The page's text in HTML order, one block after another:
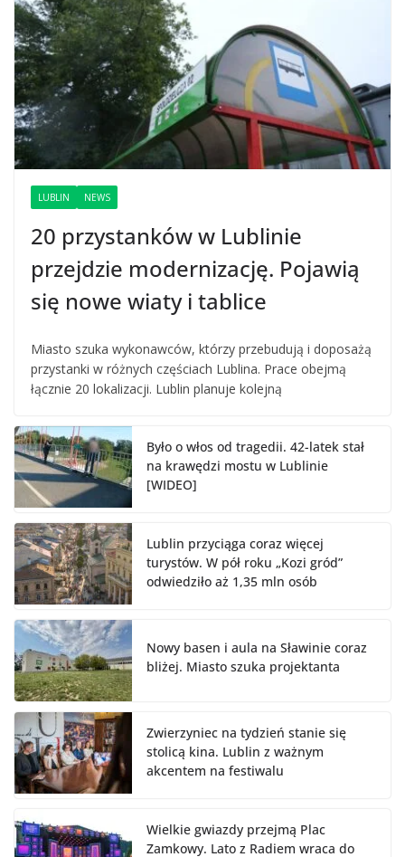
LUBLIN NEWS
20 przystanków w Lublinie
przejdzie modernizację. Pojawią
się nowe wiaty i tablice
Miasto szuka wykonawców, którzy przebudują i doposażą
przystanki w różnych częściach Lublina. Prace obejmą
łącznie 20 lokalizacji. Lublin planuje kolejną
Było o włos od tragedii. 42-latek stał
na krawędzi mostu w Lublinie
[WIDEO]
Lublin przyciąga coraz więcej
turystów. W pół roku „Kozi gród”
odwiedziło aż 1,35 mln osób
Nowy basen i aula na Sławinie coraz
bliżej. Miasto szuka projektanta
Zwierzyniec na tydzień stanie się
stolicą kina. Lublin z ważnym
akcentem na festiwalu
Wielkie gwiazdy przejmą Plac
Zamkowy. Lato z Radiem wraca do